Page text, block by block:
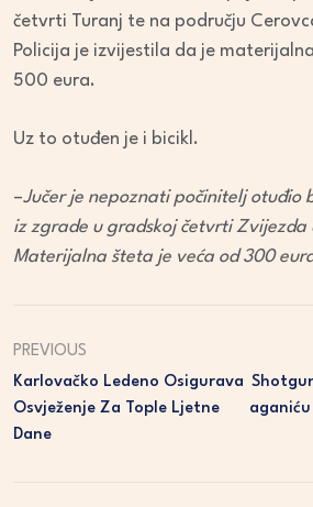
četvrti Turanj te na području
Policija je izvijestila da je
500 eura.
Uz to otuđen je i bicikl.
–Jučer je nepoznati počinitelj otuđio
iz zgrade u gradskoj četvrti Zvijezda
Materijalna šteta je veća od 300
PREVIOUS
Karlovačko Ledeno Osigurava
Osvježenje Za Tople Ljetne
Dane